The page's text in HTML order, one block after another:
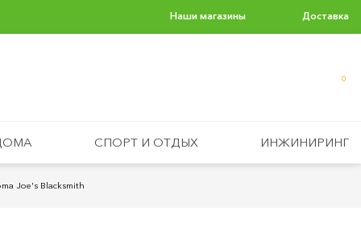
Наши магазины Доставка
0
СПОРТ И ОТДЫХ ИНЖИНИРИНГ
Joe's Blacksmith